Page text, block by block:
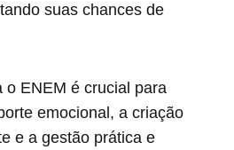
suas chances de
o ENEM é crucial para
emocional, a criação
e a gestão prática e